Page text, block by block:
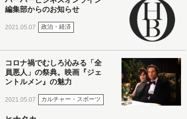
編集部からのお知らせ
2021.05.07 政治・経済
コロナ禍でむしろ沁みる「全
員悪人」の祭典。映画『ジェ
ントルメン』の魅力
2021.05.07 カルチャー・スポーツ